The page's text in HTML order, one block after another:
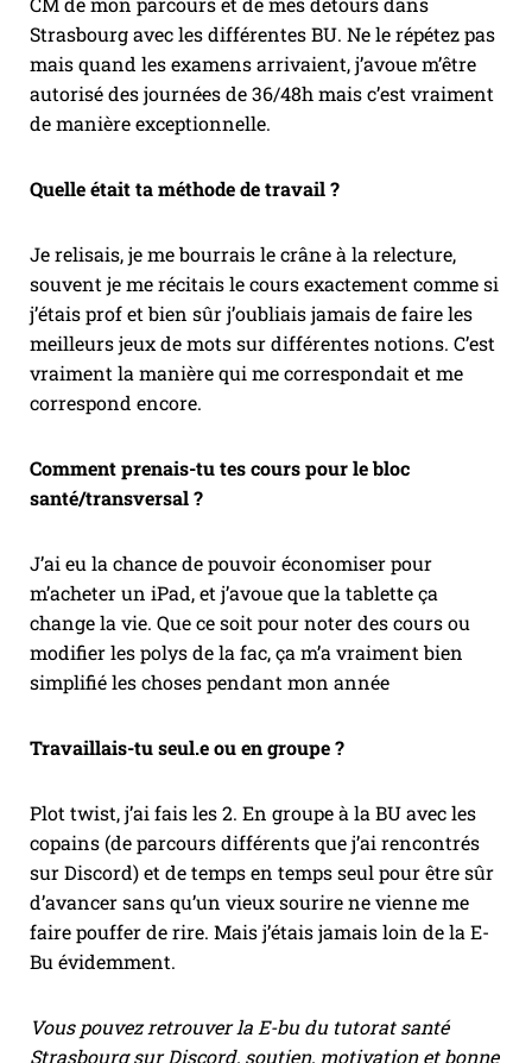
Strasbourg avec les différentes BU. Ne le répétez pas
mais quand les examens arrivaient, j’avoue m’être
autorisé des journées de 36/48h mais c’est vraiment
de manière exceptionnelle.
Quelle était ta méthode de travail ?
Je relisais, je me bourrais le crâne à la relecture,
souvent je me récitais le cours exactement comme si
j’étais prof et bien sûr j’oubliais jamais de faire les
meilleurs jeux de mots sur différentes notions. C’est
vraiment la manière qui me correspondait et me
correspond encore.
Comment prenais-tu tes cours pour le bloc
santé/transversal ?
J’ai eu la chance de pouvoir économiser pour
m’acheter un iPad, et j’avoue que la tablette ça
change la vie. Que ce soit pour noter des cours ou
modifier les polys de la fac, ça m’a vraiment bien
simplifié les choses pendant mon année
Travaillais-tu seul.e ou en groupe ?
Plot twist, j’ai fais les 2. En groupe à la BU avec les
copains (de parcours différents que j’ai rencontrés
sur Discord) et de temps en temps seul pour être sûr
d’avancer sans qu’un vieux sourire ne vienne me
faire pouffer de rire. Mais j’étais jamais loin de la E-
Bu évidemment.
Vous pouvez retrouver la E-bu du tutorat santé
Strasbourg sur Discord, soutien, motivation et bonne